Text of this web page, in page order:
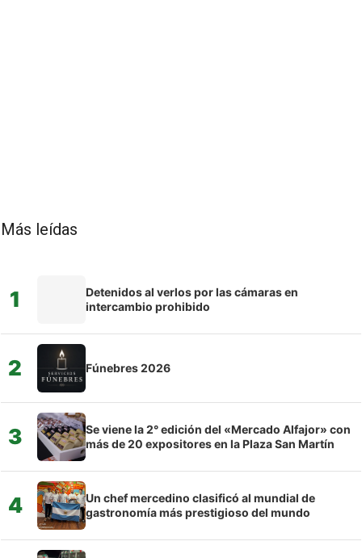
Más leídas
1
Detenidos al verlos por las cámaras en
intercambio prohibido
2 Fúnebres 2026
3
Se viene la 2° edición del «Mercado Alfajor» con
más de 20 expositores en la Plaza San Martín
4
Un chef mercedino clasificó al mundial de
gastronomía más prestigioso del mundo